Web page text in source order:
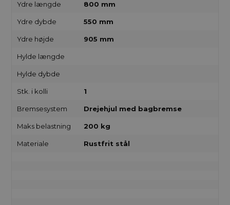
Ydre længde 800 mm
Ydre dybde 550 mm
Ydre højde 905 mm
Hylde længde
Hylde dybde
Stk. i kolli 1
Bremsesystem Drejehjul med bagbremse
Maks belastning 200 kg
Materiale Rustfrit stål